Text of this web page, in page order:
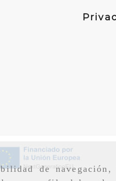
de